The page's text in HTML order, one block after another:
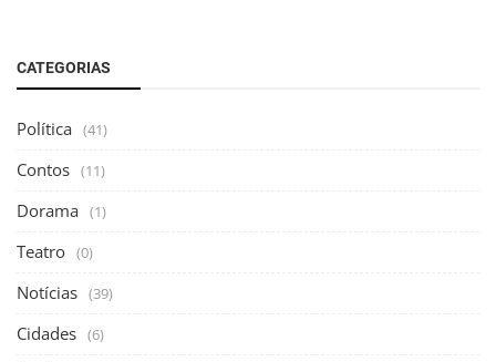
CATEGORIAS
Política (41)
Contos (11)
Dorama (1)
Teatro (0)
Notícias (39)
Cidades (6)